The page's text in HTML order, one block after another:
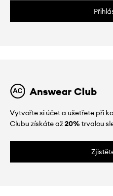
Answear Club
Vytvořte si účet a ušetřete při
Clubu získáte až20%trvalou